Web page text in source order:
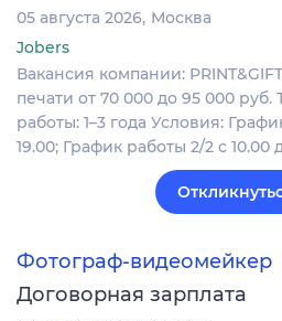
05 августа 2026 Москва
Jobers
Вакансия компании:
печати от 70 000 до 95 000
работы: 1–3 года Условия:
19.00; График работы 2/2 c 10.00
Фотограф-видеомейкер
Договорная зарплата